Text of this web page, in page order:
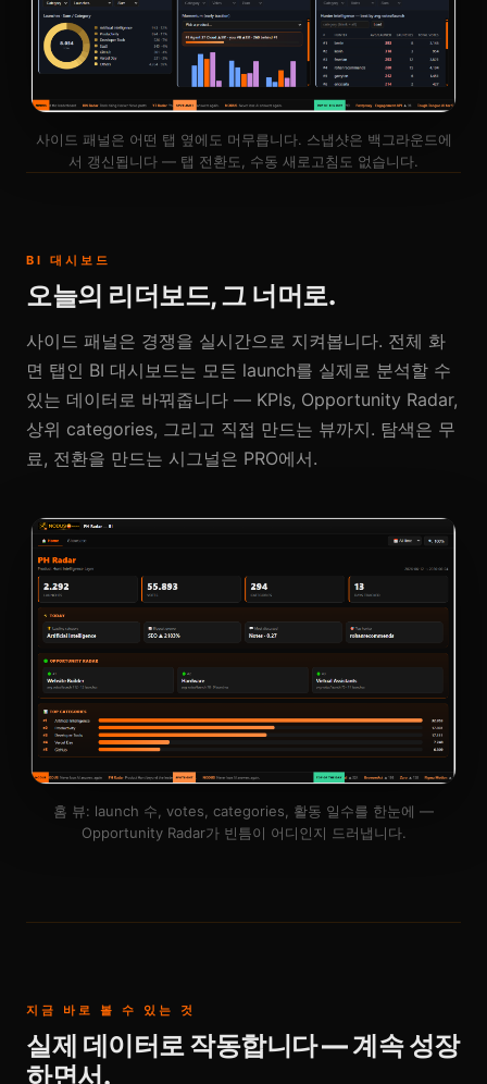
사이드 패널은 어떤 탭 옆에도 머무릅니다. 스냅샷은 백그라운드에
서 갱신됩니다 — 탭 전환도, 수동 새로고침도 없습니다.
BI 대시보드
오늘의 리더보드, 그 너머로.
사이드 패널은 경쟁을 실시간으로 지켜봅니다. 전체 화
면 탭인 BI 대시보드는 모든 launch를 실제로 분석할 수
있는 데이터로 바꿔줍니다 — KPIs, Opportunity Radar,
상위 categories, 그리고 직접 만드는 뷰까지. 탐색은 무
료, 전환을 만드는 시그널은 PRO에서.
홈 뷰: launch 수, votes, categories, 활동 일수를 한눈에 —
Opportunity Radar가 빈틈이 어디인지 드러냅니다.
지금 바로 볼 수 있는 것
실제 데이터로 작동합니다 — 계속 성장
하면서.